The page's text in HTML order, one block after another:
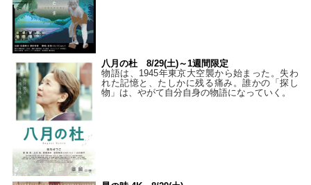
八月の杜 8/29(土)～1週間限定
物語は、1945年東京大空襲から始まった。失わ
れた記憶と、たしかに残る痛み。誰かの「探し
物」は、やがて自分自身の物語になっていく。